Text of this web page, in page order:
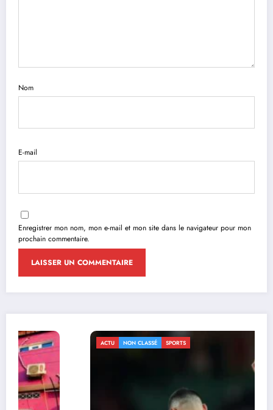
Nom
E-mail
Enregistrer mon nom, mon e-mail et mon site dans le navigateur pour mon
prochain commentaire.
ACTU SPORTS